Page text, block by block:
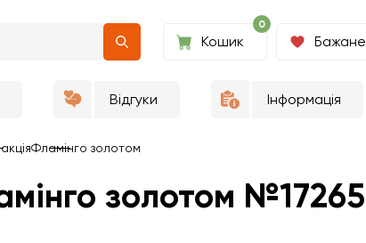
0
Кошик Бажане
Відгуки Інформація
Фламінго золотом
золотом №17265